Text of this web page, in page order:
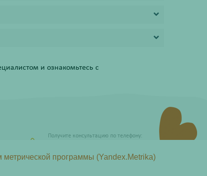
и ознакомьтесь с
Получите консультацию по телефону:
метрической программы (Yandex.Metrika)